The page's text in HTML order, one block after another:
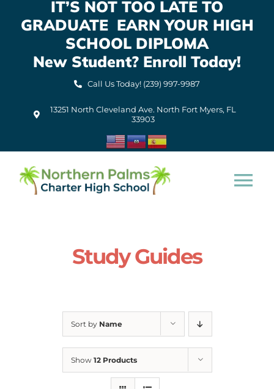
IT’S NOT TOO LATE TO
GRADUATE EARN YOUR HIGH
SCHOOL DIPLOMA
New Student? Enroll Today!
Call Us Today! (239) 997-9987
13251 North Cleveland Ave. North Fort Myers, FL
33903
For Parents
Contact Us
Study Guides
Sort by Name
Show 12 Products